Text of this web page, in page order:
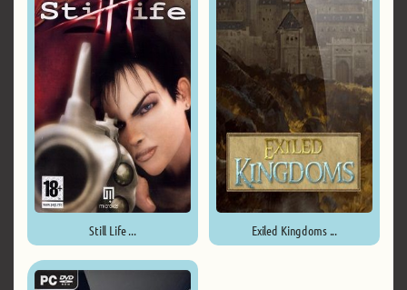
Still Life ... Exiled Kingdoms ...